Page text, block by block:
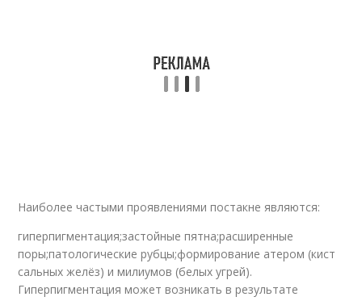
Наиболее частыми проявлениями постакне являются:
гиперпигментация;застойные пятна;расширенные
поры;патологические рубцы;формирование атером (кист
сальных желёз) и милиумов (белых угрей).
Гиперпигментация может возникать в результате